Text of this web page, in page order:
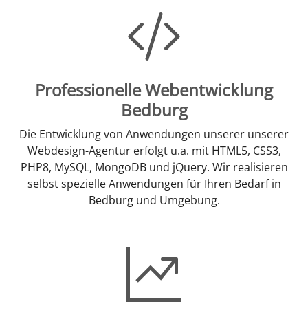
Professionelle Webentwicklung
Bedburg
Die Entwicklung von Anwendungen unserer unserer
Webdesign-Agentur erfolgt u.a. mit HTML5, CSS3,
PHP8, MySQL, MongoDB und jQuery. Wir realisieren
selbst spezielle Anwendungen für Ihren Bedarf in
Bedburg und Umgebung.